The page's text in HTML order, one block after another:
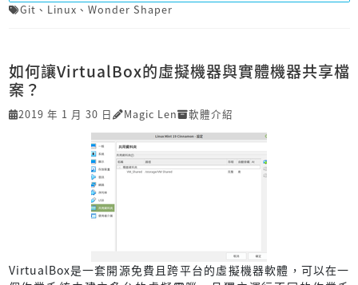
Git 、 Linux 、 Wonder Shaper
如何讓VirtualBox的虛擬機器與實體機器共享檔
案？
2019 年 1 月 30 日 Magic Len 軟體介紹
VirtualBox是一套開源免費且跨平台的虛擬機器軟體，可以在一